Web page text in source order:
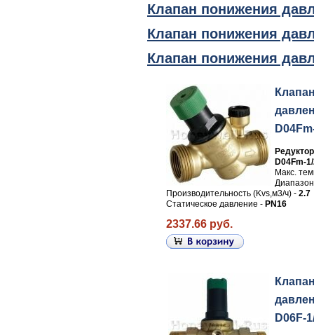
Клапан понижения
Клапан понижения
Клапан понижения
D04Fm-
Макс.
Производительность (Kvs,м3/ч) - 2.7
Статическое давление - PN16
2337.66 руб.
D06F-